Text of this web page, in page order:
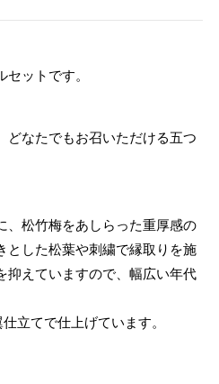
たので鯨尺と言います。
＝約3.8cm １分＝約0.38cm
の cm はおおよその長さとな
ットです。
どなたでもお召いただける五つ
、松竹梅をあしらった重厚感の
とした松葉や刺繍で縁取りを施
抑えていますので、幅広い年代
立てで仕上げています。